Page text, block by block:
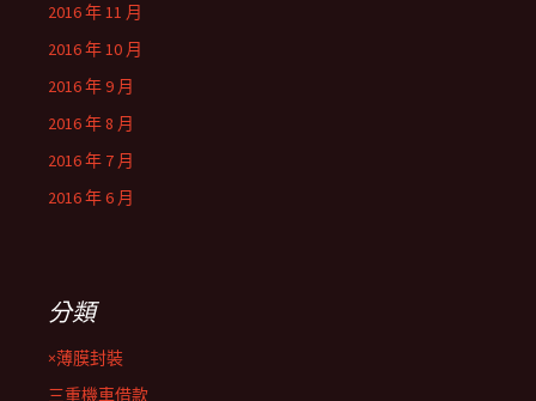
2016 年 11 月
2016 年 10 月
2016 年 9 月
2016 年 8 月
2016 年 7 月
2016 年 6 月
分類
×薄膜封裝
三重機車借款